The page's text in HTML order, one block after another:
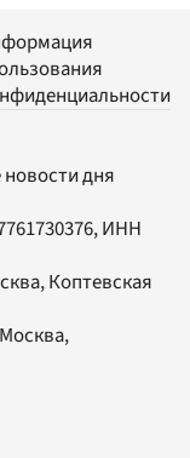
новости дня
ИНН
Коптевская
Москва,